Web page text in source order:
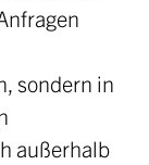
sondern in
außerhalb